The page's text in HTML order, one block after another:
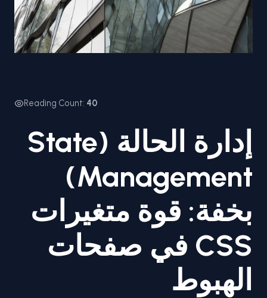
Reading Count: 40
إدارة الحالة (State
Management)
بخفة: قوة متغيرات
CSS في صفحات
الهبوط